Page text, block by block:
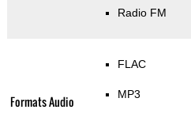
Radio FM
Formats Audio
FLAC
MP3